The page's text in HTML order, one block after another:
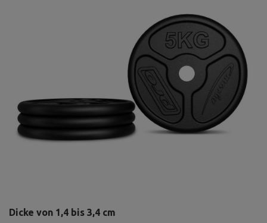
Dicke von 1,4 bis 3,4 cm